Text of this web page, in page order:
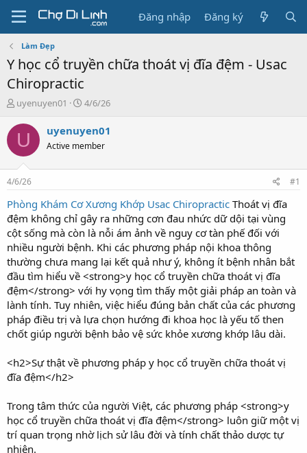
Đăng nhập Đăng ký
Làm Đẹp
Y học cổ truyền chữa thoát vị đĩa đệm - Usac
Chiropractic
T
r
a
s
t
a
r
t
e
r
uyenuyen01
N
à
g
4/6/26
U uyenuyen01
Active member
4/6/26 #1
Phòng Khám Cơ Xương Khớp Usac Chiropractic Thoát vị đĩa
đệm không chỉ gây ra những cơn đau nhức dữ dội tại vùng
cột sống mà còn là nỗi ám ảnh về nguy cơ tàn phế đối với
nhiều người bệnh. Khi các phương pháp nội khoa thông
thường chưa mang lại kết quả như ý, không ít bệnh nhân bắt
đầu tìm hiểu về <strong>y học cổ truyền chữa thoát vị đĩa
đệm</strong> với hy vọng tìm thấy một giải pháp an toàn và
lành tính. Tuy nhiên, việc hiểu đúng bản chất của các phương
pháp điều trị và lựa chọn hướng đi khoa học là yếu tố then
chốt giúp người bệnh bảo vệ sức khỏe xương khớp lâu dài.
<h2>Sự thật về phương pháp y học cổ truyền chữa thoát vị
đĩa đệm</h2>
Trong tâm thức của người Việt, các phương pháp <strong>y
học cổ truyền chữa thoát vị đĩa đệm</strong> luôn giữ một vị
trí quan trọng nhờ lịch sử lâu đời và tính chất thảo dược tự
nhiên.